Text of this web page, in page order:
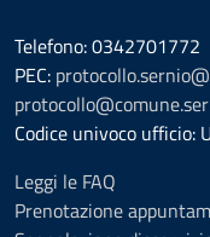
Telefono: 0342701772
PEC:
Codice univoco ufficio:
Leggi le FAQ
Prenotazione